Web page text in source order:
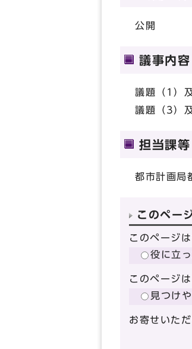
公開
議事内容
議題（1）
議題（3）
担当課等
都市計画局
このペー
このページ
役に立
このページ
見つけ
お寄せいた